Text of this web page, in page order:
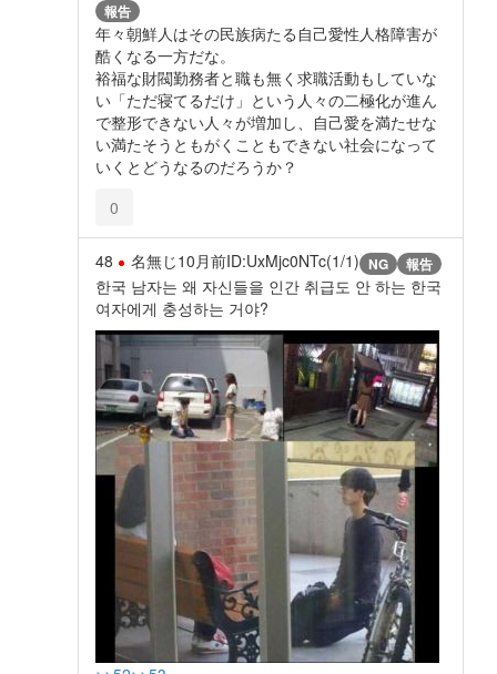
報告
年々朝鮮人はその民族病たる自己愛性人格障害が
酷くなる一方だな。
裕福な財閥勤務者と職も無く求職活動もしていな
い「ただ寝てるだけ」という人々の二極化が進ん
で整形できない人々が増加し、自己愛を満たせな
い満たそうともがくこともできない社会になって
いくとどうなるのだろうか？
0
48 名無じ10月前ID:UxMjc0NTc(1/1) NG 報告
한국 남자는 왜 자신들을 인간 취급도 안 하는 한국
여자에게 충성하는 거야?